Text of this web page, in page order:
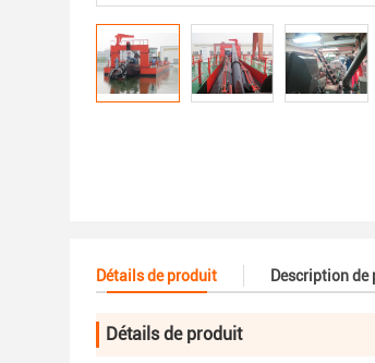
Détails de produit Description de
Détails de produit